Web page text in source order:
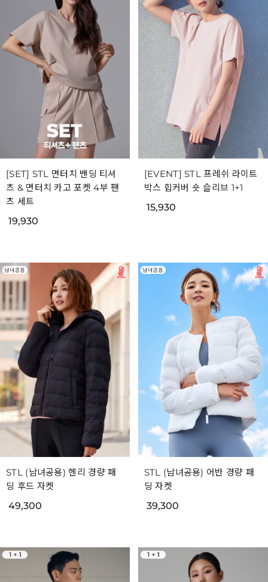
[SET] STL 면터치 밴딩 티셔
츠 & 면터치 카고 포켓 4부 팬
츠 세트
19,930
[EVENT] STL 프레쉬 라이트
박스 힙커버 숏 슬리브 1+1
15,930
STL (남녀공용) 헨리 경량 패
딩 후드 자켓
49,300
STL (남녀공용) 어반 경량 패
딩 자켓
39,300